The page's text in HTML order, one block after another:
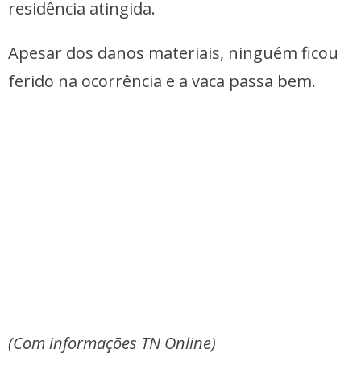
residência atingida.
Apesar dos danos materiais, ninguém ficou
ferido na ocorrência e a vaca passa bem.
(Com informações TN Online)